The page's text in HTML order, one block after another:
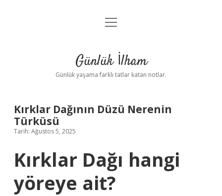
Anasayfa
Yasal Uyarı
menüyü
Günlük İlham
Günlük yaşama farklı tatlar katan notlar.
Kırklar Dağının Düzü Nerenin
Türküsü
Tarih: Ağustos 5, 2025
Kırklar Dağı hangi
yöreye ait?